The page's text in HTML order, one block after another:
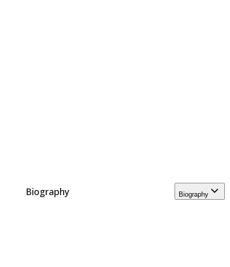
Biography Biography